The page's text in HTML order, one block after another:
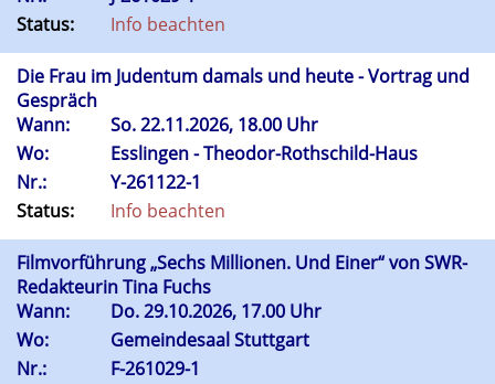
Status:
Info beachten
Die Frau im Judentum damals und heute - Vortrag und
Gespräch
Wann:
So.22.11.2026, 18.00 Uhr
Wo:
Esslingen - Theodor-Rothschild-Haus
Nr.:
Y-261122-1
Status:
Info beachten
Filmvorführung „Sechs Millionen. Und Einer“ von SWR-
Redakteurin Tina Fuchs
Wann:
Do.29.10.2026, 17.00 Uhr
Wo:
Gemeindesaal Stuttgart
Nr.:
F-261029-1